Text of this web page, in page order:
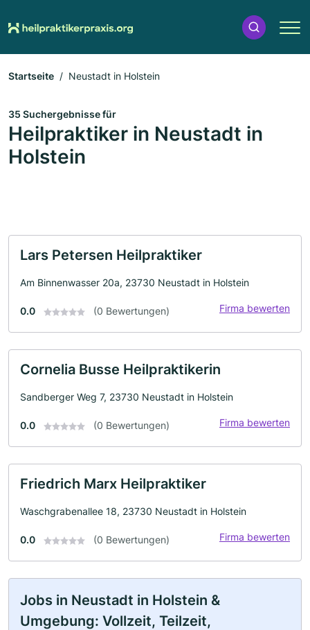
Startseite Neustadt in Holstein
35 Suchergebnisse für
Heilpraktiker in Neustadt in
Holstein
Lars Petersen Heilpraktiker
Am Binnenwasser 20a, 23730 Neustadt in Holstein
0.0 (0 Bewertungen) Firma bewerten
Cornelia Busse Heilpraktikerin
Sandberger Weg 7, 23730 Neustadt in Holstein
0.0 (0 Bewertungen) Firma bewerten
Friedrich Marx Heilpraktiker
Waschgrabenallee 18, 23730 Neustadt in Holstein
0.0 (0 Bewertungen) Firma bewerten
Jobs in Neustadt in Holstein &
Umgebung: Vollzeit, Teilzeit,